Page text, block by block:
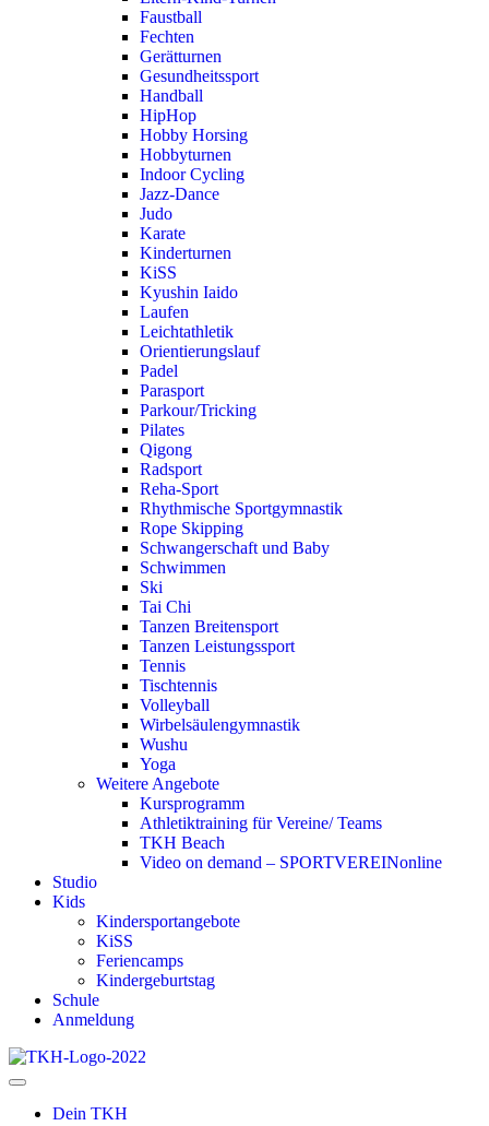
Faustball
Fechten
Gerätturnen
Gesundheitssport
Handball
HipHop
Hobby Horsing
Hobbyturnen
Indoor Cycling
Jazz-Dance
Judo
Karate
Kinderturnen
KiSS
Kyushin Iaido
Laufen
Leichtathletik
Orientierungslauf
Padel
Parasport
Parkour/Tricking
Pilates
Qigong
Radsport
Reha-Sport
Rhythmische Sportgymnastik
Rope Skipping
Schwangerschaft und Baby
Schwimmen
Ski
Tai Chi
Tanzen Breitensport
Tanzen Leistungssport
Tennis
Tischtennis
Volleyball
Wirbelsäulengymnastik
Wushu
Yoga
Weitere Angebote
Kursprogramm
Athletiktraining für Vereine/ Teams
TKH Beach
Video on demand – SPORTVEREINonline
Studio
Kids
Kindersportangebote
KiSS
Feriencamps
Kindergeburtstag
Schule
Anmeldung
Dein TKH